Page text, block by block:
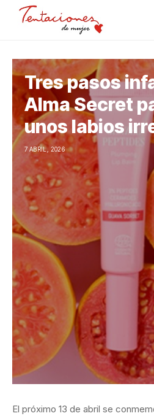
Tres pasos
Alma Secret
unos labios
7 ABRIL, 2026
El próximo 13 de abril se